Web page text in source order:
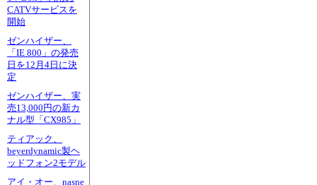
CATVサービスを
開始
ゼンハイザー、
「IE 800」の発売
日を12月4日に決
定
ゼンハイザー、実
売13,000円の新カ
ナル型「CX985」
ティアック、
beyerdynamic製ヘ
ッドフォン2モデル
アイ・オー、nasne